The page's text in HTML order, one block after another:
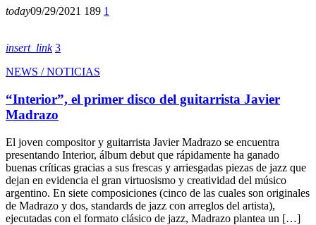
today09/29/2021 189 1
insert_link 3
NEWS / NOTICIAS
“Interior”, el primer disco del guitarrista Javier
Madrazo
El joven compositor y guitarrista Javier Madrazo se encuentra
presentando Interior, álbum debut que rápidamente ha ganado
buenas críticas gracias a sus frescas y arriesgadas piezas de jazz que
dejan en evidencia el gran virtuosismo y creatividad del músico
argentino. En siete composiciones (cinco de las cuales son originales
de Madrazo y dos, standards de jazz con arreglos del artista),
ejecutadas con el formato clásico de jazz, Madrazo plantea un […]